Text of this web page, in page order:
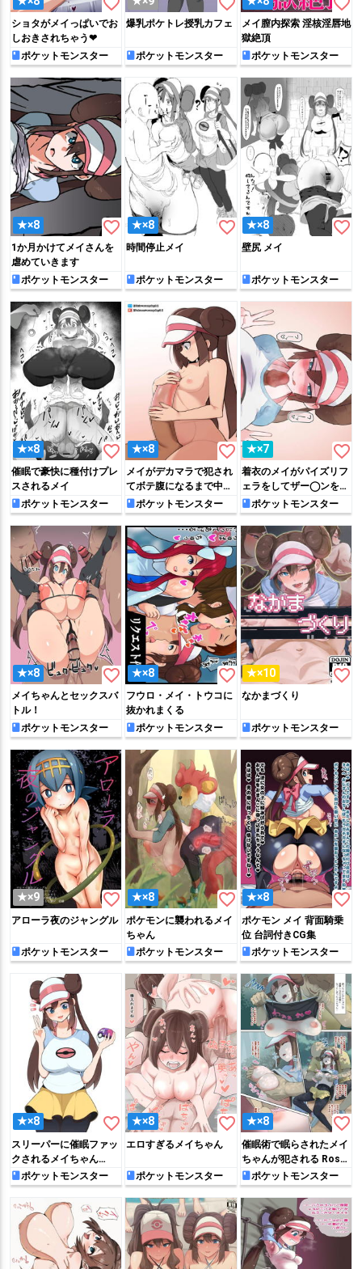
ショタがメイっぱいでお
しおきされちゃう❤
ポケットモンスター
爆乳ポケトレ授乳カフェ
ポケットモンスター
メイ膣内探索 淫核淫唇地
獄絶頂
ポケットモンスター
★×8 favorite_border
1か月かけてメイさんを
虐めていきます
ポケットモンスター
★×8 favorite_border
時間停止メイ
ポケットモンスター
★×8 favorite_border
壁尻 メイ
ポケットモンスター
★×8 favorite_border
催眠で豪快に種付けプレ
スされるメイ
ポケットモンスター
★×8 favorite_border
メイがデカマラで犯され
てボテ腹になるまで中出
しされちゃう!!
ポケットモンスター
★×7 favorite_border
着衣のメイがパイズリフ
ェラをしてザー◯ンをご
っくんする♡
ポケットモンスター
★×8 favorite_border
メイちゃんとセックスバ
トル！
ポケットモンスター
★×8 favorite_border
フウロ・メイ・トウコに
抜かれまくる
ポケットモンスター
★×10 favorite_border
なかまづくり
ポケットモンスター
★×9 favorite_border
アローラ夜のジャングル
ポケットモンスター
★×8 favorite_border
ポケモンに襲われるメイ
ちゃん
ポケットモンスター
★×8 favorite_border
ポケモン メイ 背面騎乗
位 台詞付きCG集
ポケットモンスター
★×8 favorite_border
スリーパーに催眠ファッ
クされるメイちゃん
Rosa
ポケットモンスター
★×8 favorite_border
エロすぎるメイちゃん
ポケットモンスター
★×8 favorite_border
催眠術で眠らされたメイ
ちゃんが犯される Rosa
zzzポケットモンスター